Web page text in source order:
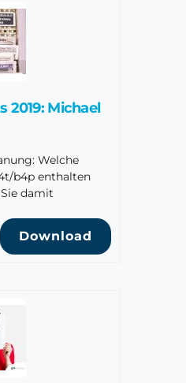
2019: Michael
Welche
b4p enthalten
damit
Download